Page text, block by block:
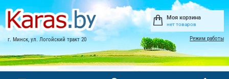
г. Минск, ул. Логойский тракт 20
Моя корзина
нет товаров
Режим работы